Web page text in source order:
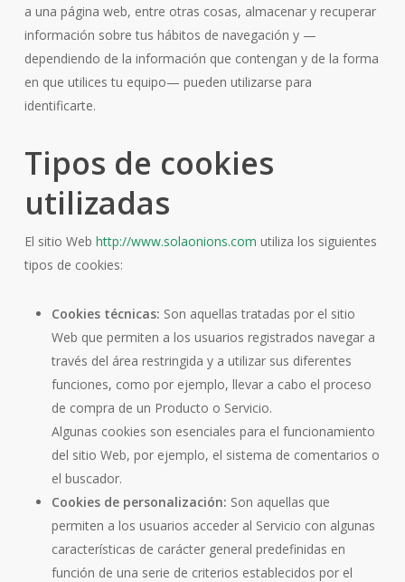
a una página web, entre otras cosas, almacenar y recuperar
información sobre tus hábitos de navegación y —
dependiendo de la información que contengan y de la forma
en que utilices tu equipo— pueden utilizarse para
identificarte.
Tipos de cookies
utilizadas
El sitio Web http://www.solaonions.com utiliza los siguientes
tipos de cookies:
Cookies técnicas: Son aquellas tratadas por el sitio
Web que permiten a los usuarios registrados navegar a
través del área restringida y a utilizar sus diferentes
funciones, como por ejemplo, llevar a cabo el proceso
de compra de un Producto o Servicio.
Algunas cookies son esenciales para el funcionamiento
del sitio Web, por ejemplo, el sistema de comentarios o
el buscador.
Cookies de personalización: Son aquellas que
permiten a los usuarios acceder al Servicio con algunas
características de carácter general predefinidas en
función de una serie de criterios establecidos por el